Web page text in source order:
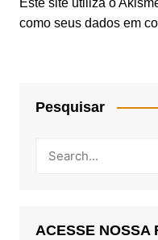
como seus dados em
Pesquisar
ACESSE NOSSA